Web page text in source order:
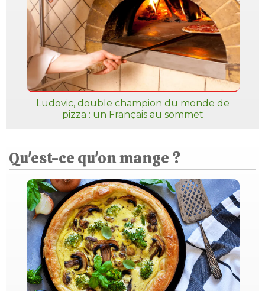
Ludovic, double champion du monde de
pizza : un Français au sommet
Qu'est-ce qu'on mange ?